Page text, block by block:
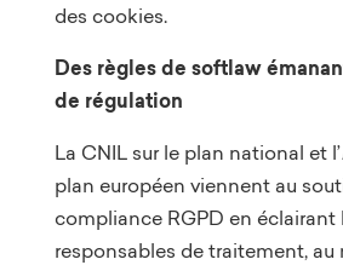
des cookies.
Des règles de softlaw
de régulation
La CNIL sur le plan national et l’
plan européen viennent au
compliance RGPD en éclairant
responsables de traitement, au